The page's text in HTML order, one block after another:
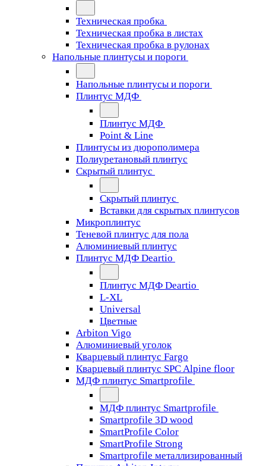
Техническая пробка
Техническая пробка в листах
Техническая пробка в рулонах
Напольные плинтусы и пороги
Напольные плинтусы и пороги
Плинтус МДФ
Плинтус МДФ
Point & Line
Плинтусы из дюрополимера
Полиуретановый плинтус
Скрытый плинтус
Скрытый плинтус
Вставки для скрытых плинтусов
Микроплинтус
Теневой плинтус для пола
Алюминиевый плинтус
Плинтус МДФ Deartio
Плинтус МДФ Deartio
L-XL
Universal
Цветные
Arbiton Vigo
Алюминиевый уголок
Кварцевый плинтус Fargo
Кварцевый плинтус SPC Alpine floor
МДФ плинтус Smartprofile
МДФ плинтус Smartprofile
Smartprofile 3D wood
SmartProfile Color
SmartProfile Strong
Smartprofile металлизированный